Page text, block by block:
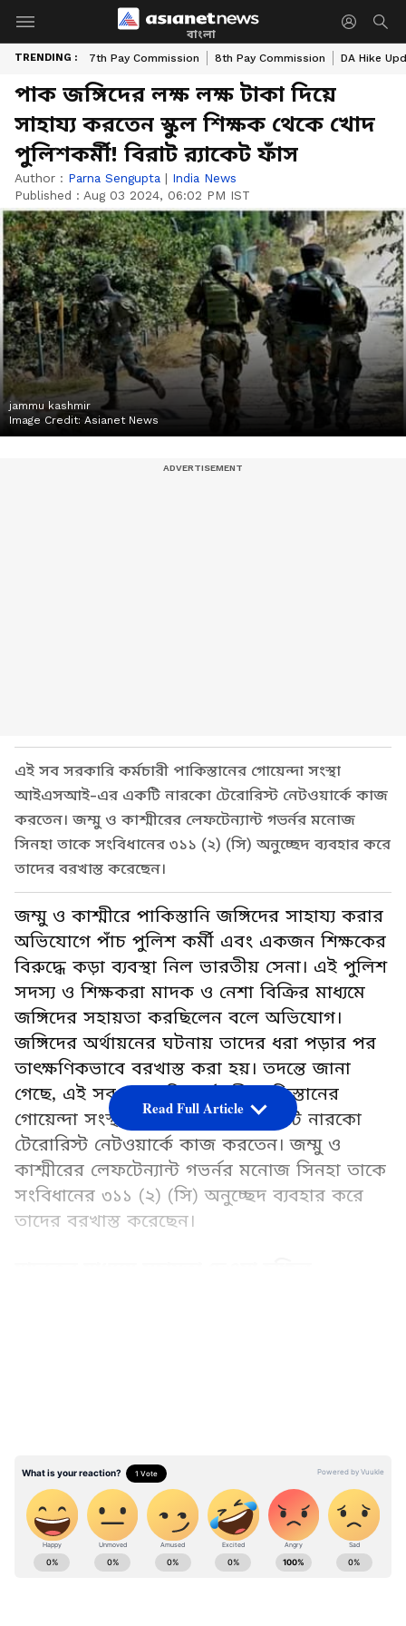
বাংলা
TRENDING : 7th Pay Commission 8th Pay Commission DA Hike
পাক জঙ্গিদের লক্ষ লক্ষ টাকা দিয়ে
সাহায্য করতেন স্কুল শিক্ষক থেকে খোদ
পুলিশকর্মী! বিরাট ব়্যাকেট ফাঁস
Author : Parna Sengupta | India News
Published : Aug 03 2024, 06:02 PM IST
jammu kashmir
Image Credit: Asianet News
এই সব সরকারি কর্মচারী পাকিস্তানের গোয়েন্দা সংস্থা
আইএসআই-এর একটি নারকো টেরোরিস্ট নেটওয়ার্কে কাজ
করতেন। জম্মু ও কাশ্মীরের লেফটেন্যান্ট গভর্নর মনোজ
সিনহা তাকে সংবিধানের ৩১১ (২) (সি) অনুচ্ছেদ ব্যবহার করে
তাদের বরখাস্ত করেছেন।
জম্মু ও কাশ্মীরে পাকিস্তানি জঙ্গিদের সাহায্য করার
অভিযোগে পাঁচ পুলিশ কর্মী এবং একজন শিক্ষকের
বিরুদ্ধে কড়া ব্যবস্থা নিল ভারতীয় সেনা। এই পুলিশ
সদস্য ও শিক্ষকরা মাদক ও নেশা বিক্রির মাধ্যমে
জঙ্গিদের সহায়তা করছিলেন বলে অভিযোগ।
জঙ্গিদের অর্থায়নের ঘটনায় তাদের ধরা পড়ার পর
তাৎক্ষণিকভাবে বরখাস্ত করা হয়। তদন্তে জানা
গেছে, এই সব সরকারি কর্মচারী পাকিস্তানের
গোয়েন্দা সংস্থা আইএসআই-এর একটি নারকো
টেরোরিস্ট নেটওয়ার্কে কাজ করতেন। জম্মু ও
কাশ্মীরের লেফটেন্যান্ট গভর্নর মনোজ সিনহা তাকে
সংবিধানের ৩১১ (২) (সি) অনুচ্ছেদ ব্যবহার করে
তাদের বরখাস্ত করেছেন।
থাকার অভিযোগ পাওয়া গেছে।"
Read Full Article
ABOUT THE AUTHOR